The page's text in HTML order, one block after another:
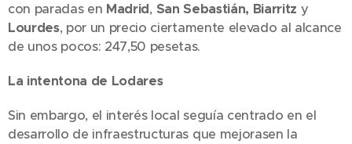
con paradas en Madrid, San Sebastián, Biarritz y
Lourdes, por un precio ciertamente elevado al alcance
de unos pocos: 247,50 pesetas.
La intentona de Lodares
Sin embargo, el interés local seguía centrado en el
desarrollo de infraestructuras que mejorasen la